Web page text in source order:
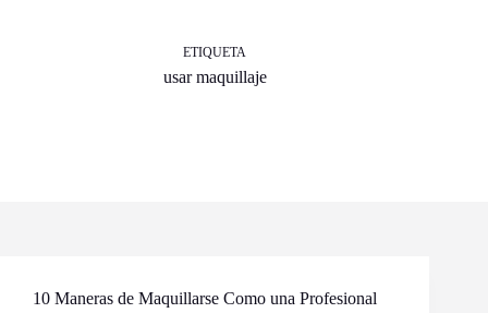
ETIQUETA
usar maquillaje
10 Maneras de Maquillarse Como una Profesional